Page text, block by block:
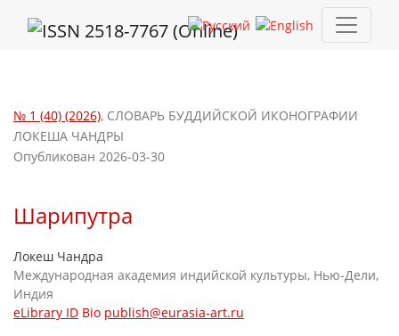
№ 1 (40) (2026), СЛОВАРЬ БУДДИЙСКОЙ ИКОНОГРАФИИ
ЛОКЕША ЧАНДРЫ
Шарипутра
Опубликован 2026-03-30
Локеш Чандра
Международная академия индийской культуры, Нью-Дели,
Индия
eLibrary ID Bio publish@eurasia-art.ru